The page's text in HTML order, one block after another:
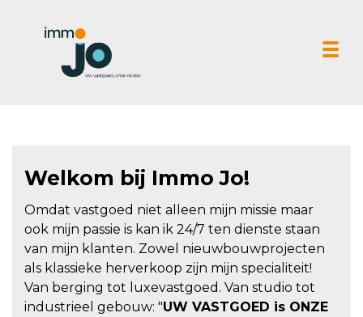
Welkom bij Immo Jo!
Omdat vastgoed niet alleen mijn missie maar
ook mijn passie is kan ik 24/7 ten dienste staan
van mijn klanten. Zowel nieuwbouwprojecten
als klassieke herverkoop zijn mijn specialiteit!
Van berging tot luxevastgoed. Van studio tot
industrieel gebouw: "UW VASTGOED is ONZE